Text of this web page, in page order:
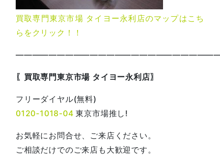
買取専門東京市場 タイヨー永利店のマップはこち
らをクリック！！
〖買取専門東京市場 タイヨー永利店〗
フリーダイヤル(無料)
0120-1018-04 東京市場推し!
お気軽にお問合せ、ご来店ください。
ご相談だけでのご来店も大歓迎です。